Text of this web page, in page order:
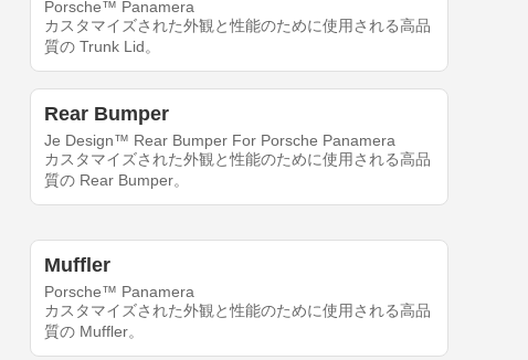
Porsche™ Panamera
カスタマイズされた外観と性能のために使用される高品
質の Trunk Lid。
Rear Bumper
Je Design™ Rear Bumper For Porsche Panamera
カスタマイズされた外観と性能のために使用される高品
質の Rear Bumper。
Muffler
Porsche™ Panamera
カスタマイズされた外観と性能のために使用される高品
質の Muffler。